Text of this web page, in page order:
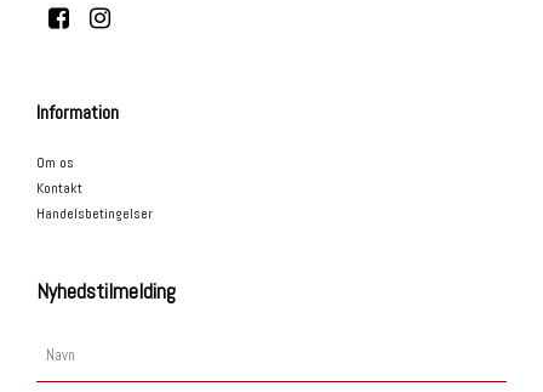
Information
Om os
Kontakt
Handelsbetingelser
Nyhedstilmelding